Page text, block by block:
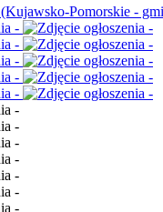
(Kujawsko-Pomorskie -